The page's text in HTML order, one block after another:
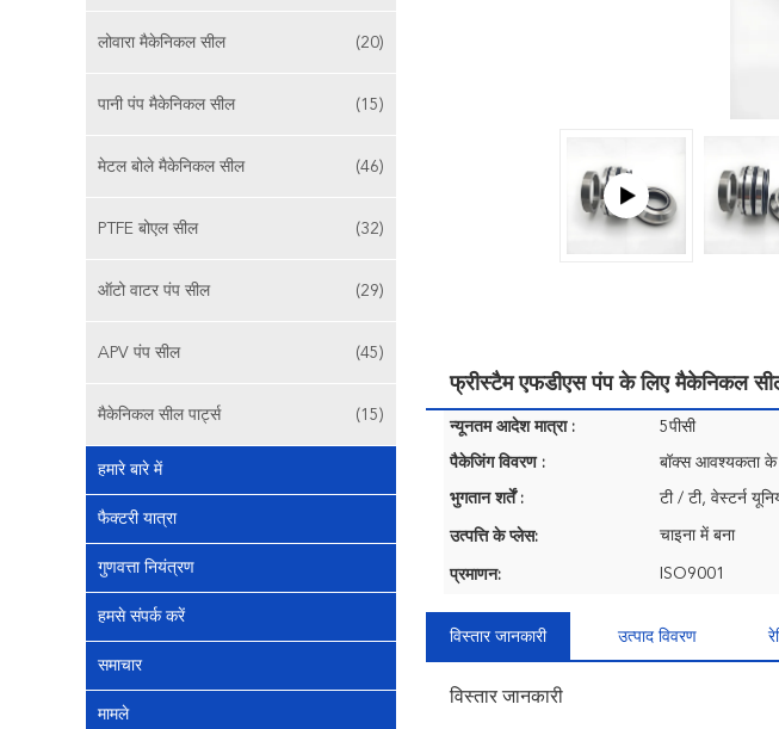
लोवारा मैकेनिकल सील (20)
पानी पंप मैकेनिकल सील (15)
मेटल बोले मैकेनिकल सील (46)
PTFE बोएल सील (32)
ऑटो वाटर पंप सील (29)
APV पंप सील (45)
मैकेनिकल सील पार्ट्स (15)
हमारे बारे में
फैक्टरी यात्रा
गुणवत्ता नियंत्रण
हमसे संपर्क करें
समाचार
मामले
फ्रीस्टैम एफडीएस पंप के लिए मैकेनिकल
न्यूनतम आदेश मात्रा : 5पीसी
पैकेजिंग विवरण : बॉक्स आवश्यकता
भुगतान शर्तें : टी / टी, वेस्टर्न
उत्पत्ति के प्लेस: चाइना में बना
प्रमाणन: ISO9001
विस्तार जानकारी उत्पाद विवरण
विस्तार जानकारी